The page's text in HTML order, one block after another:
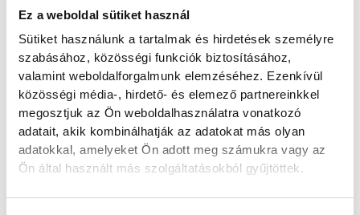
Ez a weboldal sütiket használ
Sütiket használunk a tartalmak és hirdetések személyre
szabásához, közösségi funkciók biztosításához,
valamint weboldalforgalmunk elemzéséhez. Ezenkívül
közösségi média-, hirdető- és elemező partnereinkkel
megosztjuk az Ön weboldalhasználatra vonatkozó
adatait, akik kombinálhatják az adatokat más olyan
adatokkal, amelyeket Ön adott meg számukra vagy az
Ön által használt más szolgáltatásokból gyűjtöttek.
Játék közben fedezik fel
a tudomány világát a
veszprémi gyerekek
Látványos kísérletek, kreatív
feladatok és sok-sok élmény várja a
gyerekeket a veszprémi Tinker